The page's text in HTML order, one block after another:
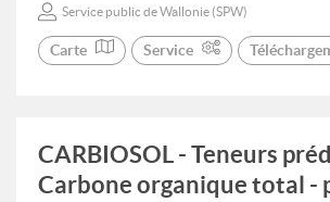
Service public de Wallonie (SPW)
Carte Service
CARBIOSOL - Teneurs
Carbone organique total -